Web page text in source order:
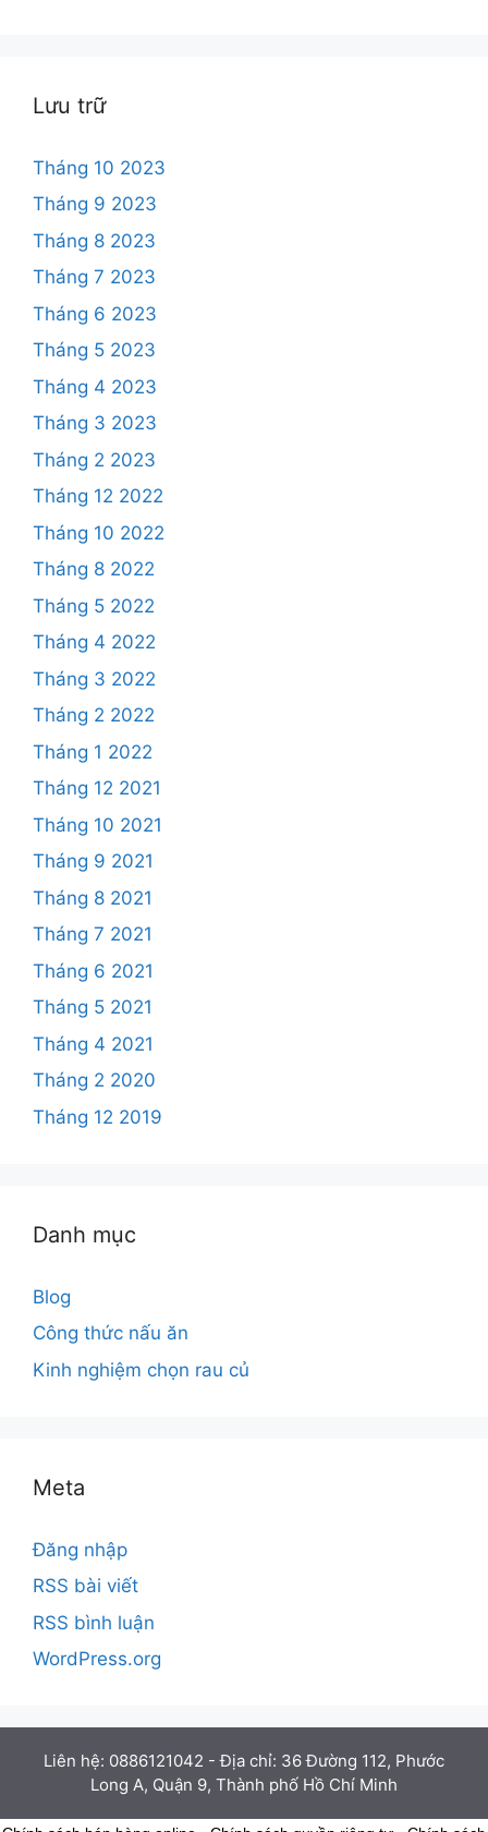
Lưu trữ
Tháng 10 2023
Tháng 9 2023
Tháng 8 2023
Tháng 7 2023
Tháng 6 2023
Tháng 5 2023
Tháng 4 2023
Tháng 3 2023
Tháng 2 2023
Tháng 12 2022
Tháng 10 2022
Tháng 8 2022
Tháng 5 2022
Tháng 4 2022
Tháng 3 2022
Tháng 2 2022
Tháng 1 2022
Tháng 12 2021
Tháng 10 2021
Tháng 9 2021
Tháng 8 2021
Tháng 7 2021
Tháng 6 2021
Tháng 5 2021
Tháng 4 2021
Tháng 2 2020
Tháng 12 2019
Danh mục
Blog
Công thức nấu ăn
Kinh nghiệm chọn rau củ
Meta
Đăng nhập
RSS bài viết
RSS bình luận
WordPress.org
Liên hệ: 0886121042 - Địa chỉ: 36 Đường 112, Phước
Long A, Quận 9, Thành phố Hồ Chí Minh